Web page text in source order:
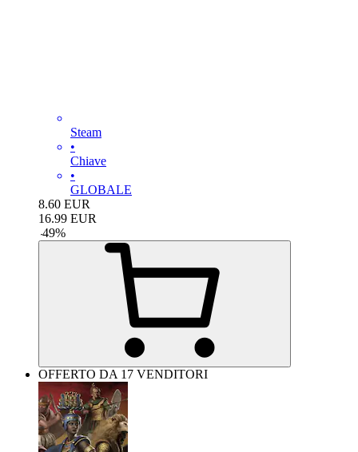
Steam
•
Chiave
•
GLOBALE
8.60 EUR
16.99 EUR
-49%
OFFERTO DA 17 VENDITORI